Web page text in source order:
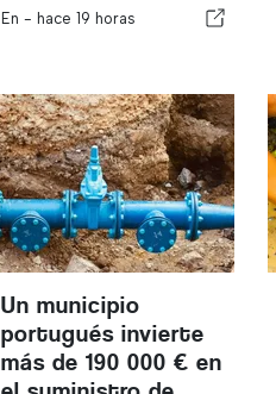
En - hace 19 horas
Un municipio
portugués invierte
más de 190 000 € en